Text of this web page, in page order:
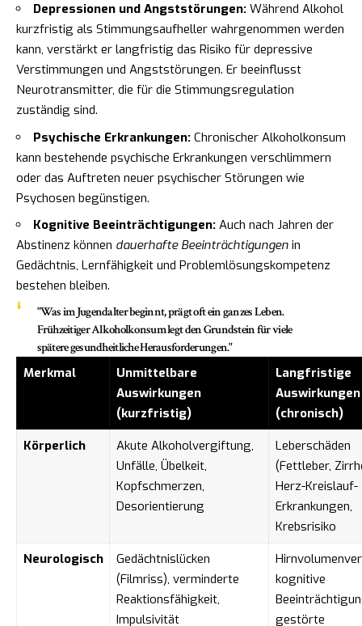
Depressionen und Angststörungen: Während Alkohol
kurzfristig als Stimmungsaufheller wahrgenommen werden
kann, verstärkt er langfristig das Risiko für depressive
Verstimmungen und Angststörungen. Er beeinflusst
Neurotransmitter, die für die Stimmungsregulation
zuständig sind.
Psychische Erkrankungen: Chronischer Alkoholkonsum
kann bestehende psychische Erkrankungen verschlimmern
oder das Auftreten neuer psychischer Störungen wie
Psychosen begünstigen.
Kognitive Beeinträchtigungen: Auch nach Jahren der
Abstinenz können dauerhafte Beeinträchtigungen in
Gedächtnis, Lernfähigkeit und Problemlösungskompetenz
bestehen bleiben.
"Was im Jugendalter beginnt, prägt oft ein ganzes Leben.
Frühzeitiger Alkoholkonsum legt den Grundstein für viele
spätere gesundheitliche Herausforderungen."
Merkmal
Unmittelbare
Auswirkungen
(kurzfristig)
Langfristige
Auswirkungen
(chronisch)
Körperlich
Akute Alkoholvergiftung,
Unfälle, Übelkeit,
Kopfschmerzen,
Desorientierung
Leberschäden
(Fettleber,
Herz-Kreislauf-
Erkrankungen,
Krebsrisiko
Neurologisch
Gedächtnislücken
(Filmriss), verminderte
Reaktionsfähigkeit,
Impulsivität
kognitive
gestörte